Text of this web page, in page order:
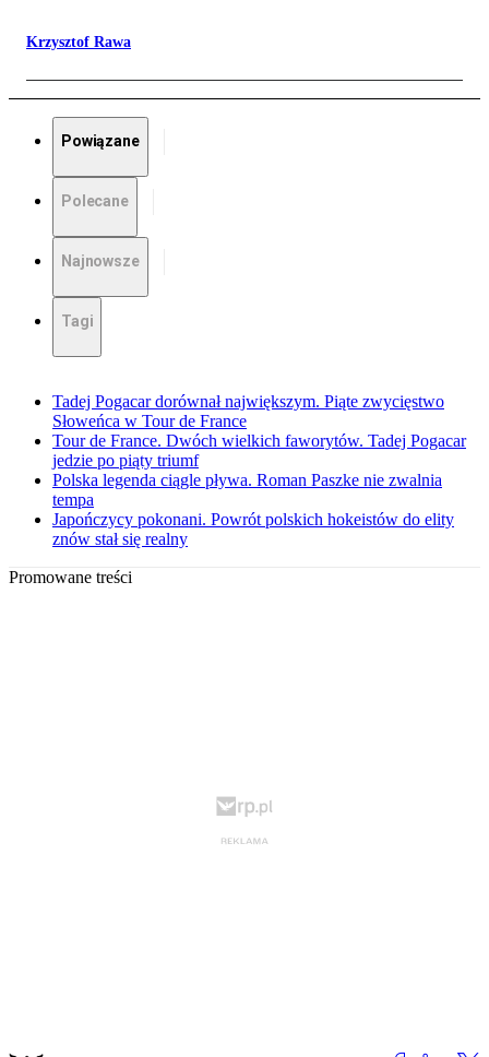
Krzysztof Rawa
Powiązane
Polecane
Najnowsze
Tagi
Tadej Pogacar dorównał największym. Piąte zwycięstwo
Słoweńca w Tour de France
Tour de France. Dwóch wielkich faworytów. Tadej Pogacar
jedzie po piąty triumf
Polska legenda ciągle pływa. Roman Paszke nie zwalnia
tempa
Japończycy pokonani. Powrót polskich hokeistów do elity
znów stał się realny
Promowane treści